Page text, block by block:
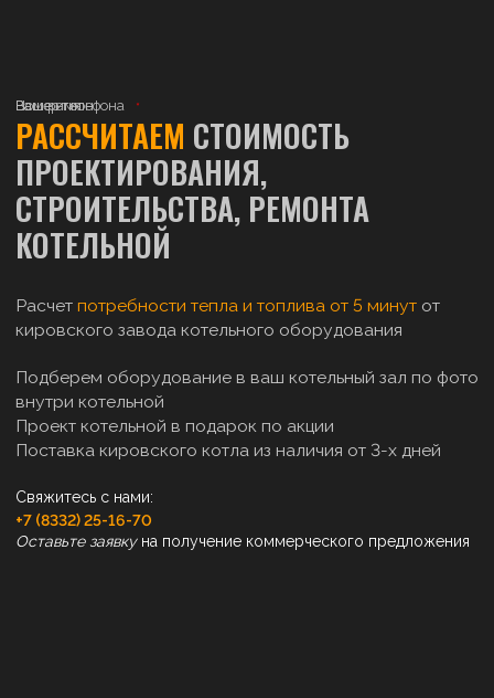
РАССЧИТАЕМ СТОИМОСТЬ
ПРОЕКТИРОВАНИЯ,
СТРОИТЕЛЬСТВА, РЕМОНТА
КОТЕЛЬНОЙ
Расчет потребности тепла и топлива от 5 минут от
кировского завода котельного оборудования
Подберем оборудование в ваш котельный зал по фото
внутри котельной
Проект котельной в подарок по акции
Поставка кировского котла из наличия от 3-х дней
Свяжитесь с нами:
+7 (8332) 25-16-70
Оставьте заявкуна получение коммерческого предложения
Ваше имя
Номер телефона
Ваш регион